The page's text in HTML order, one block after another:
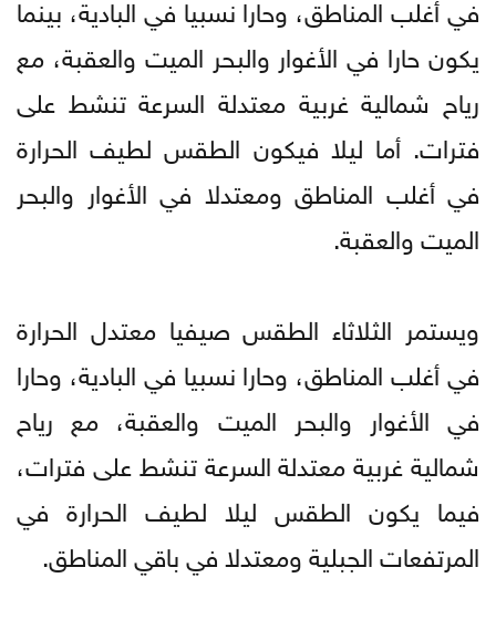
يكون حارا في الأغوار والبحر الميت والعقبة، مع
رياح شمالية غربية معتدلة السرعة تنشط على
فترات. أما ليلا فيكون الطقس لطيف الحرارة
في أغلب المناطق ومعتدلا في الأغوار والبحر
الميت والعقبة.
ويستمر الثلاثاء الطقس صيفيا معتدل الحرارة
في أغلب المناطق، وحارا نسبيا في البادية، وحارا
في الأغوار والبحر الميت والعقبة، مع رياح
شمالية غربية معتدلة السرعة تنشط على فترات،
فيما يكون الطقس ليلا لطيف الحرارة في
المرتفعات الجبلية ومعتدلا في باقي المناطق.